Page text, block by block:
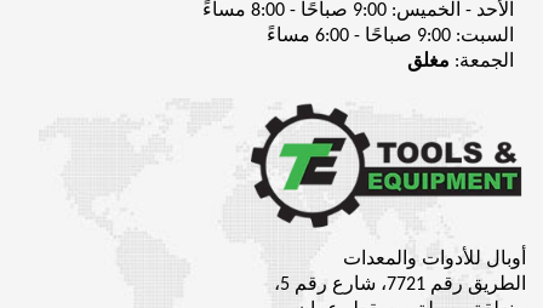
الأحد - الخميس: 9:00 صباحًا - 8:00 مساءً
السبت: 9:00 صباحًا - 6:00 مساءً
الجمعة: مغلق
أوبال للأدوات والمعدات
الطريق رقم 7721، شارع رقم 5،